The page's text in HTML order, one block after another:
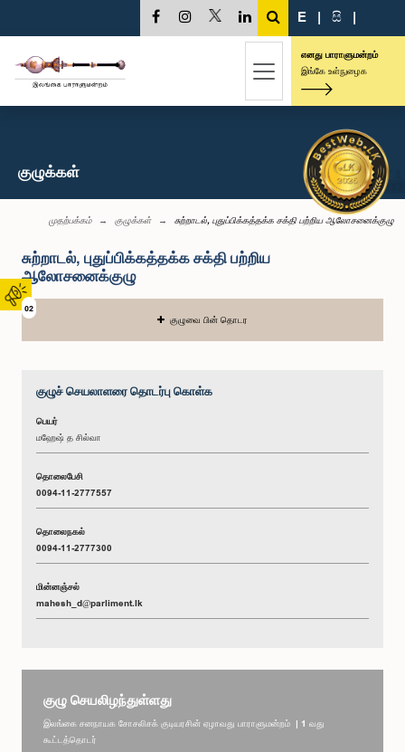
02
E | සි |
எனது பாராளுமன்றம்
இங்கே உள்நுழைக
குழுக்கள்
முதற்பக்கம் குழுக்கள் சுற்றாடல், புதுப்பிக்கத்தக்க சக்தி பற்றிய ஆலோசனைக்குழு
சுற்றாடல், புதுப்பிக்கத்தக்க சக்தி பற்றிய
ஆலோசனைக்குழு
குழுவை பின் தொடர
குழுச் செயலாளரை தொடர்பு கொள்க
பெயர்
மஹேஷ் த சில்வா
தொலைபேசி
0094-11-2777557
தொலைநகல்
0094-11-2777300
மின்னஞ்சல்
mahesh_d@parliment.lk
குழு செயலிழந்துள்ளது
இலங்கை சனநாயக சோசலிசக் குடியரசின் ஏழாவது பாராளுமன்றம் | 1 வது
கூட்டத்தொடர்